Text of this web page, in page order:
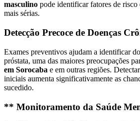
masculino pode identificar fatores de risco
mais sérias.
Detecção Precoce de Doenças
Exames preventivos ajudam a identificar
próstata, uma das maiores preocupações
em Sorocaba e em outras regiões.
iniciais aumenta significativamente as
sucedido.
** Monitoramento da Saúde